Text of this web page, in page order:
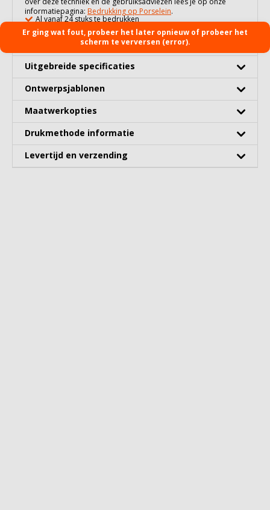
informatiepagina: Bedrukking op Porselein.
Al vanaf 24 stuks te bedrukken
100% vaatwasserbestendig
Gratis digitaal 3D voorbeeld
Uitgebreide specificaties
Ontwerpsjablonen
Maatwerkopties
Drukmethode informatie
Levertijd en verzending
Er ging wat fout, probeer het later opnieuw of probeer het
scherm te verversen (error).